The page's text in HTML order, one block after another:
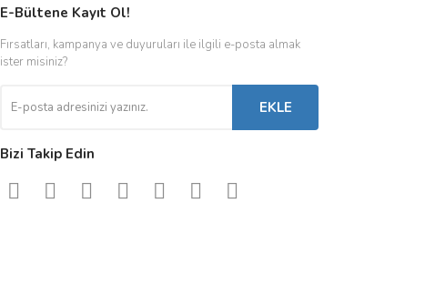
E-Bültene Kayıt Ol!
Fırsatları, kampanya ve duyuruları ile ilgili e-posta almak
ister misiniz?
EKLE
Bizi Takip Edin